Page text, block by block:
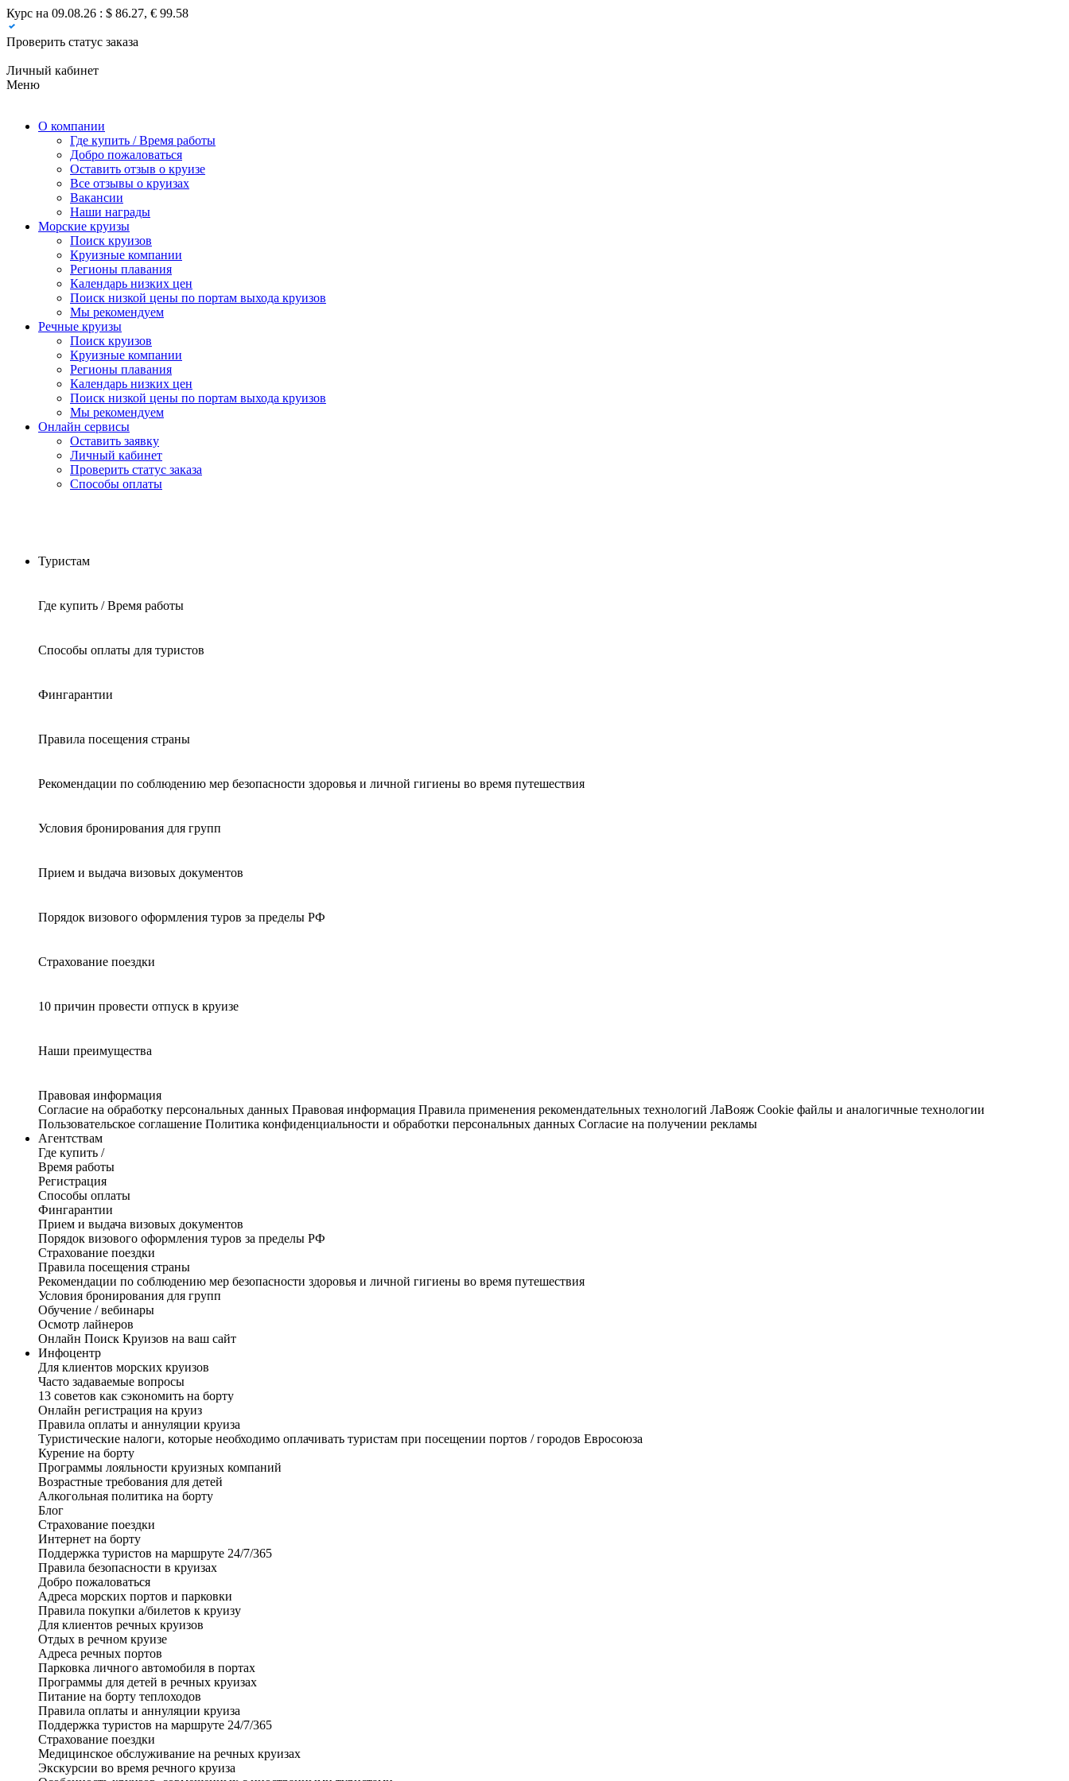
Курс на 09.08.26 : $ 86.27, € 99.58
Проверить статус заказа
Личный кабинет
Меню
О компании
Где купить / Время работы
Добро пожаловаться
Оставить отзыв о круизе
Все отзывы о круизах
Вакансии
Наши награды
Морские круизы
Поиск круизов
Круизные компании
Регионы плавания
Календарь низких цен
Поиск низкой цены по портам выхода круизов
Мы рекомендуем
Речные круизы
Поиск круизов
Круизные компании
Регионы плавания
Календарь низких цен
Поиск низкой цены по портам выхода круизов
Мы рекомендуем
Онлайн сервисы
Оставить заявку
Личный кабинет
Проверить статус заказа
Способы оплаты
Туристам
Где купить / Время работы
Способы оплаты для туристов
Фингарантии
Правила посещения страны
Рекомендации по соблюдению мер безопасности здоровья и личной гигиены во время путешествия
Условия бронирования для групп
Прием и выдача визовых документов
Порядок визового оформления туров за пределы РФ
Страхование поездки
10 причин провести отпуск в круизе
Наши преимущества
Правовая информация
Согласие на обработку персональных данных Правовая информация Правила применения рекомендательных технологий ЛаВояж Cookie файлы и аналогичные технологии
Пользовательское соглашение Политика конфиденциальности и обработки персональных данных Согласие на получении рекламы
Агентствам
Где купить /
Время работы
Регистрация
Способы оплаты
Фингарантии
Прием и выдача визовых документов
Порядок визового оформления туров за пределы РФ
Страхование поездки
Правила посещения страны
Рекомендации по соблюдению мер безопасности здоровья и личной гигиены во время путешествия
Условия бронирования для групп
Обучение / вебинары
Осмотр лайнеров
Онлайн Поиск Круизов на ваш сайт
Инфоцентр
Для клиентов морских круизов
Часто задаваемые вопросы
13 советов как сэкономить на борту
Онлайн регистрация на круиз
Правила оплаты и аннуляции круиза
Туристические налоги, которые необходимо оплачивать туристам при посещении портов / городов Евросоюза
Курение на борту
Программы лояльности круизных компаний
Возрастные требования для детей
Алкогольная политика на борту
Блог
Страхование поездки
Интернет на борту
Поддержка туристов на маршруте 24/7/365
Правила безопасности в круизах
Добро пожаловаться
Адреса морских портов и парковки
Правила покупки а/билетов к круизу
Для клиентов речных круизов
Отдых в речном круизе
Адреса речных портов
Парковка личного автомобиля в портах
Программы для детей в речных круизах
Питание на борту теплоходов
Правила оплаты и аннуляции круиза
Поддержка туристов на маршруте 24/7/365
Страхование поездки
Медицинское обслуживание на речных круизах
Экскурсии во время речного круиза